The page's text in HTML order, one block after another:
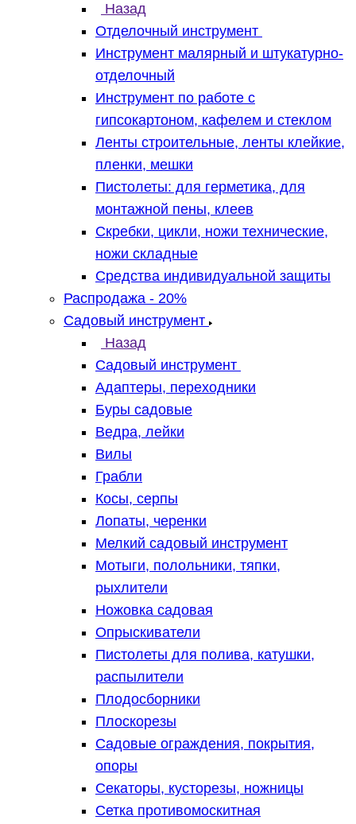
Назад
Отделочный инструмент
Инструмент малярный и штукатурно-
отделочный
Инструмент по работе с
гипсокартоном, кафелем и стеклом
Ленты строительные, ленты клейкие,
пленки, мешки
Пистолеты: для герметика, для
монтажной пены, клеев
Скребки, цикли, ножи технические,
ножи складные
Средства индивидуальной защиты
Распродажа - 20%
Садовый инструмент
Назад
Садовый инструмент
Адаптеры, переходники
Буры садовые
Ведра, лейки
Вилы
Грабли
Косы, серпы
Лопаты, черенки
Мелкий садовый инструмент
Мотыги, полольники, тяпки,
рыхлители
Ножовка садовая
Опрыскиватели
Пистолеты для полива, катушки,
распылители
Плодосборники
Плоскорезы
Садовые ограждения, покрытия,
опоры
Секаторы, кусторезы, ножницы
Сетка противомоскитная